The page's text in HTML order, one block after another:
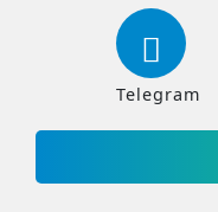
Telegram